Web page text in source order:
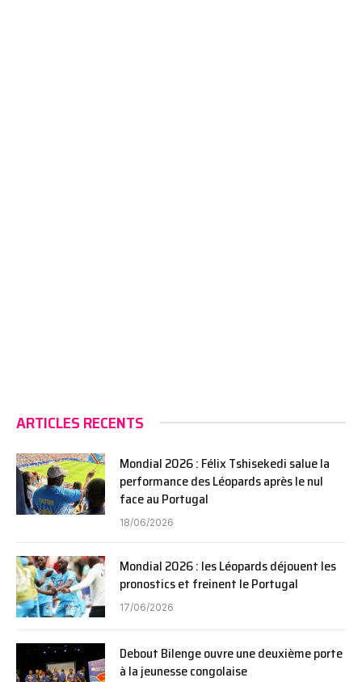
ARTICLES RECENTS
Mondial 2026 : Félix Tshisekedi salue la
performance des Léopards après le nul
face au Portugal
18/06/2026
Mondial 2026 : les Léopards déjouent les
pronostics et freinent le Portugal
17/06/2026
Debout Bilenge ouvre une deuxième porte
à la jeunesse congolaise